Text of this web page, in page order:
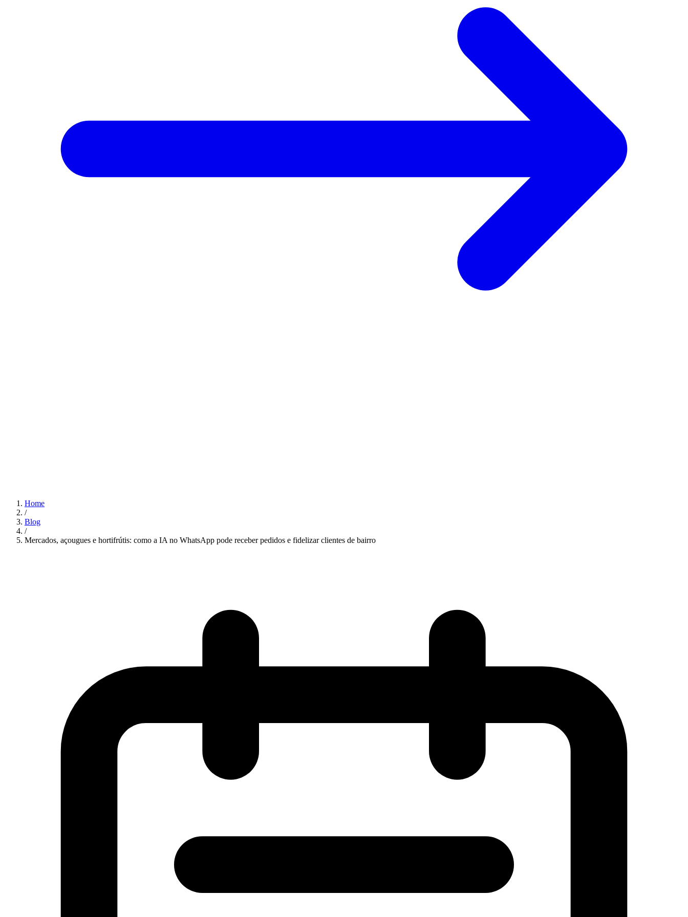
Home
/
Blog
/
Mercados, açougues e hortifrútis: como a IA no WhatsApp pode receber pedidos e fidelizar clientes de bairro